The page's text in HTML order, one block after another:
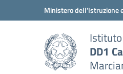
Vai ai contenuti
Vai al menu di navigazione
Ministero dell'Istruzione
DD1